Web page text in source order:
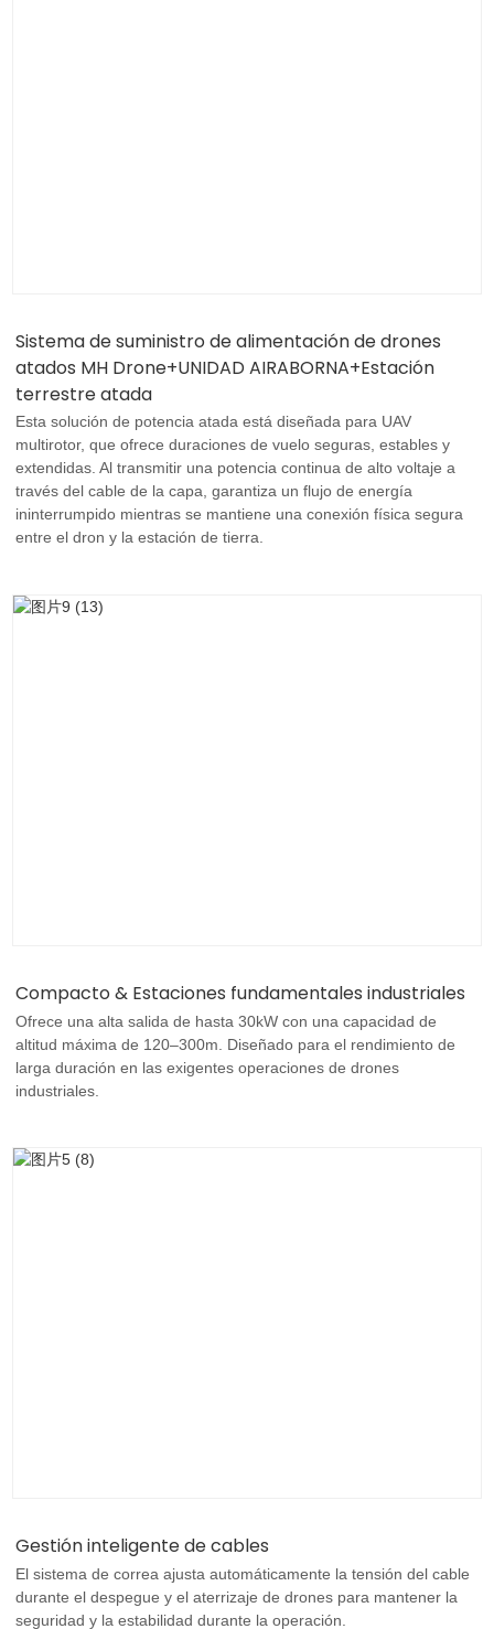
Sistema de suministro de alimentación de drones
atados MH Drone+UNIDAD AIRABORNA+Estación
terrestre atada
Esta solución de potencia atada está diseñada para UAV
multirotor, que ofrece duraciones de vuelo seguras, estables y
extendidas. Al transmitir una potencia continua de alto voltaje a
través del cable de la capa, garantiza un flujo de energía
ininterrumpido mientras se mantiene una conexión física segura
entre el dron y la estación de tierra.
Compacto & Estaciones fundamentales industriales
Ofrece una alta salida de hasta 30kW con una capacidad de
altitud máxima de 120–300m. Diseñado para el rendimiento de
larga duración en las exigentes operaciones de drones
industriales.
Gestión inteligente de cables
El sistema de correa ajusta automáticamente la tensión del cable
durante el despegue y el aterrizaje de drones para mantener la
seguridad y la estabilidad durante la operación.